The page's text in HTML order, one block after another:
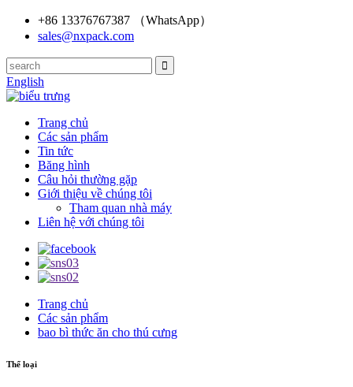
+86 13376767387 （WhatsApp）
sales@nxpack.com
English
Trang chủ
Các sản phẩm
Tin tức
Băng hình
Câu hỏi thường gặp
Giới thiệu về chúng tôi
Tham quan nhà máy
Liên hệ với chúng tôi
Trang chủ
Các sản phẩm
bao bì thức ăn cho thú cưng
Thể loại